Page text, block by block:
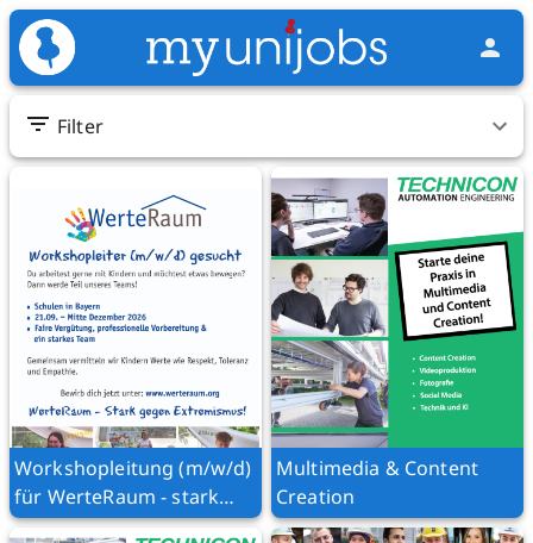
Filter
Workshopleitung (m/w/d)
für WerteRaum - stark
gegen Extremismus! 2026
Multimedia & Content
Creation